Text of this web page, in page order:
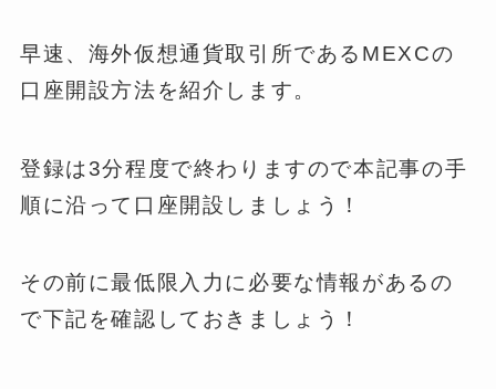
早速、海外仮想通貨取引所であるMEXCの
口座開設方法を紹介します。
登録は3分程度で終わりますので本記事の手
順に沿って口座開設しましょう！
その前に最低限入力に必要な情報があるの
で下記を確認しておきましょう！